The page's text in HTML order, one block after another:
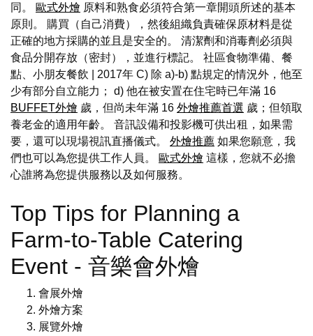
同。
歐式外燴 原料和熟食必須符合第一章開頭所述的基本
原則。 購買（自己消費），然後組織負責確保原材料是從
正確的地方採購的並且是安全的。 清潔劑和消毒劑必須與
食品分開存放（密封），並進行標記。 社區食物準備、餐
點、小朋友餐飲 | 2017年 C) 除 a)-b) 點規定的情況外，他至
少有部分自立能力； d) 他在被安置在住宅時已年滿 16
BUFFET外燴 歲，但尚未年滿 16 外燴推薦首選 歲；但領取
養老金的適用年齡。 音訊設備和投影機可供出租，如果需
要，還可以現場視訊直播儀式。 外燴推薦 如果您願意，我
們也可以為您提供工作人員。
歐式外燴 這樣，您就不必擔
心誰將為您提供服務以及如何服務。
Top Tips for Planning a
Farm-to-Table Catering
Event - 音樂會外燴
會展外燴
外燴方案
展覽外燴